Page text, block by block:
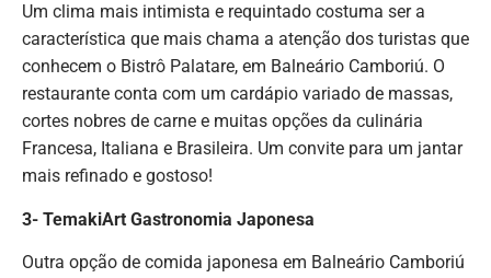
Um clima mais intimista e requintado costuma ser a
característica que mais chama a atenção dos turistas que
conhecem o Bistrô Palatare, em Balneário Camboriú. O
restaurante conta com um cardápio variado de massas,
cortes nobres de carne e muitas opções da culinária
Francesa, Italiana e Brasileira. Um convite para um jantar
mais refinado e gostoso!
3- TemakiArt Gastronomia Japonesa
Outra opção de comida japonesa em Balneário Camboriú